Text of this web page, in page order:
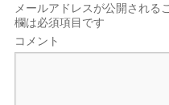
メールアドレスが公開される
欄は必須項目です
コメント